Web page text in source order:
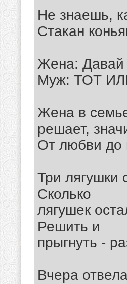
Не знаешь,
Стакан
Жена: Давай
Муж: ТОТ
Жена в
решает,
От любви до
Три лягушки
Сколько
лягушек
Решить и
прыгнуть -
Вчера